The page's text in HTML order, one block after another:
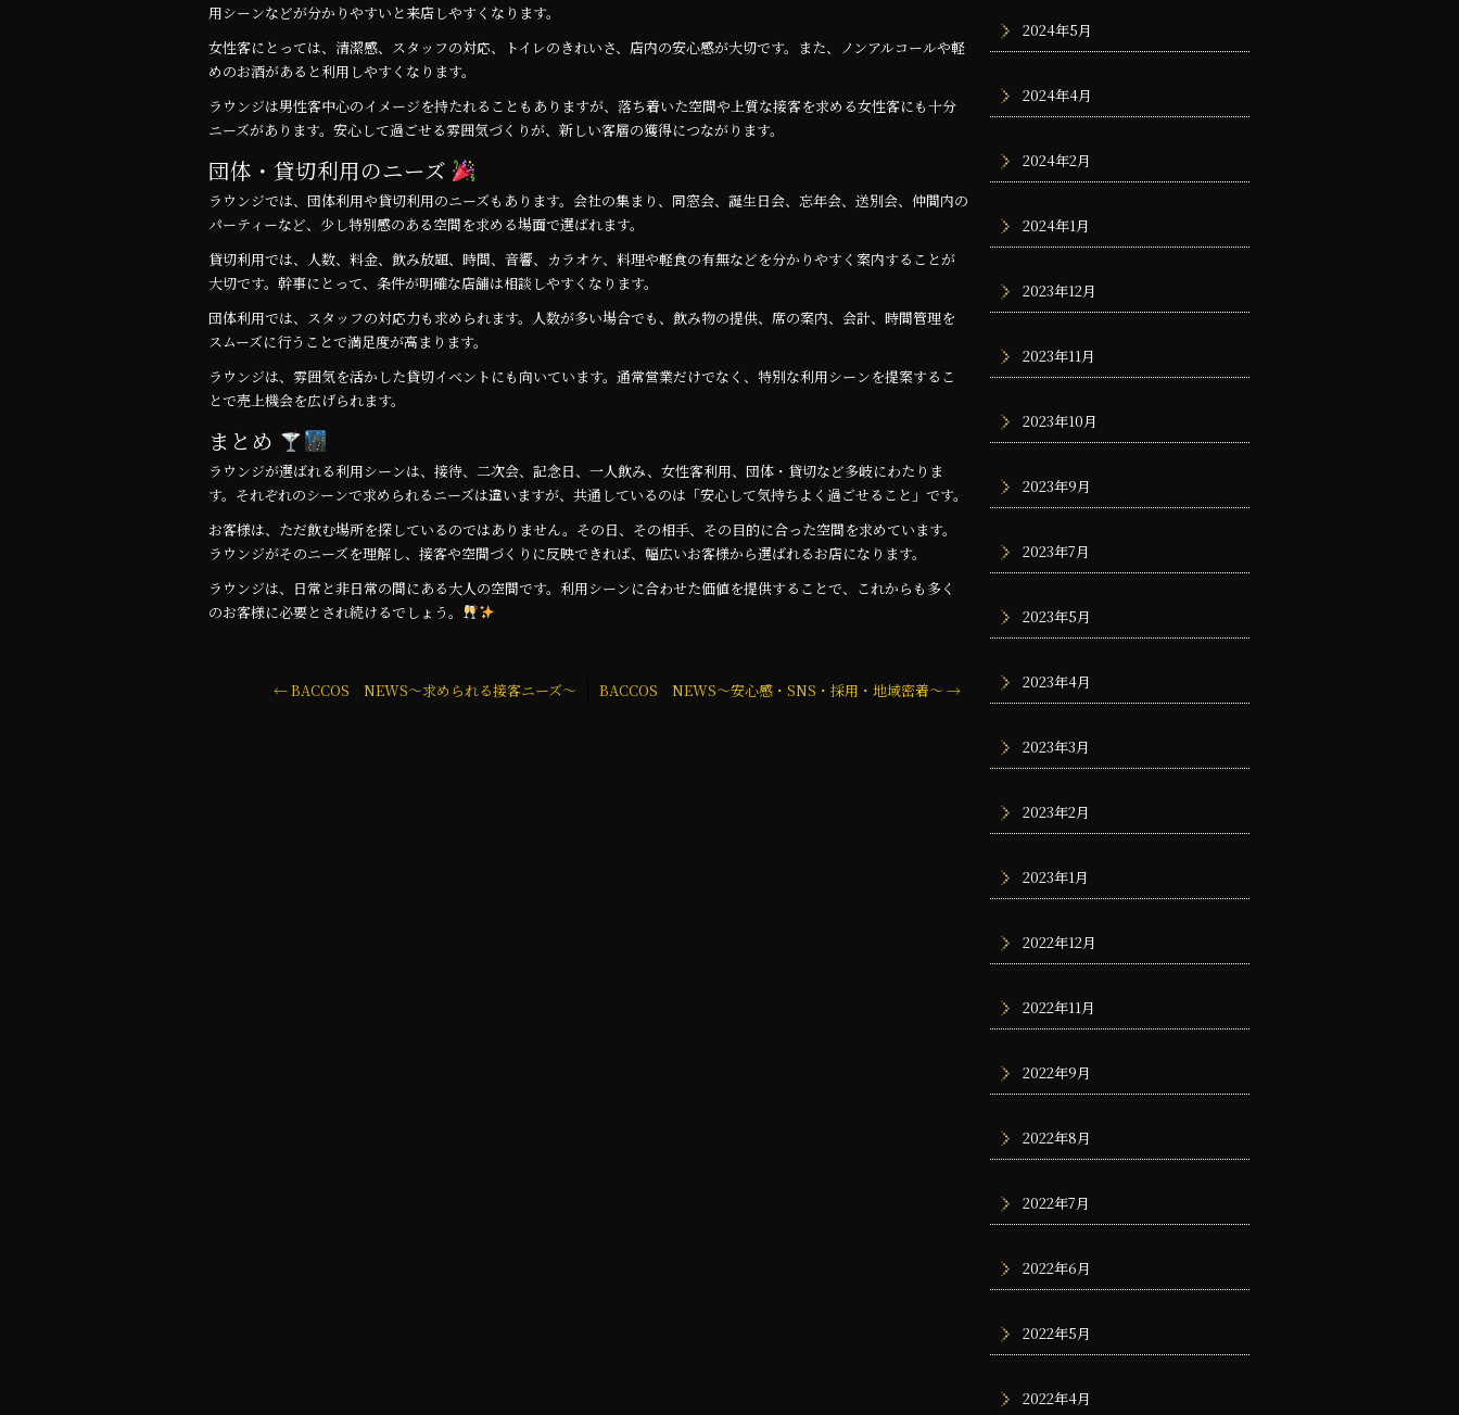
用シーンなどが分かりやすいと来店しやすくなります。
女性客にとっては、清潔感、スタッフの対応、トイレのきれいさ、店内の安心感が大切です。また、ノンアルコールや軽
めのお酒があると利用しやすくなります。
ラウンジは男性客中心のイメージを持たれることもありますが、落ち着いた空間や上質な接客を求める女性客にも十分
ニーズがあります。安心して過ごせる雰囲気づくりが、新しい客層の獲得につながります。
団体・貸切利用のニーズ
ラウンジでは、団体利用や貸切利用のニーズもあります。会社の集まり、同窓会、誕生日会、忘年会、送別会、仲間内の
パーティーなど、少し特別感のある空間を求める場面で選ばれます。
貸切利用では、人数、料金、飲み放題、時間、音響、カラオケ、料理や軽食の有無などを分かりやすく案内することが
大切です。幹事にとって、条件が明確な店舗は相談しやすくなります。
団体利用では、スタッフの対応力も求められます。人数が多い場合でも、飲み物の提供、席の案内、会計、時間管理を
スムーズに行うことで満足度が高まります。
ラウンジは、雰囲気を活かした貸切イベントにも向いています。通常営業だけでなく、特別な利用シーンを提案するこ
とで売上機会を広げられます。
まとめ
ラウンジが選ばれる利用シーンは、接待、二次会、記念日、一人飲み、女性客利用、団体・貸切など多岐にわたりま
す。それぞれのシーンで求められるニーズは違いますが、共通しているのは「安心して気持ちよく過ごせること」です。
お客様は、ただ飲む場所を探しているのではありません。その日、その相手、その目的に合った空間を求めています。
ラウンジがそのニーズを理解し、接客や空間づくりに反映できれば、幅広いお客様から選ばれるお店になります。
ラウンジは、日常と非日常の間にある大人の空間です。利用シーンに合わせた価値を提供することで、これからも多く
のお客様に必要とされ続けるでしょう。
←BACCOS NEWS～求められる接客ニーズ～ BACCOS NEWS～安心感・SNS・採用・地域密着～ →
2024年5月
2024年4月
2024年2月
2024年1月
2023年12月
2023年11月
2023年10月
2023年9月
2023年7月
2023年5月
2023年4月
2023年3月
2023年2月
2023年1月
2022年12月
2022年11月
2022年9月
2022年8月
2022年7月
2022年6月
2022年5月
2022年4月